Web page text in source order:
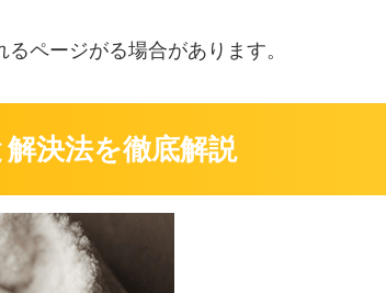
るページがる場合があります。
決法を徹底解説